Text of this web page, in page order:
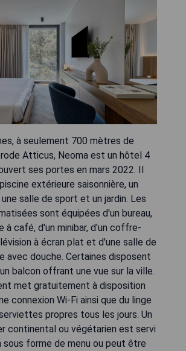
à seulement 700 mètres de
Atticus, Neoma est un hôtel 4
ses portes en mars 2022. Il
extérieure saisonnière, un
salle de sport et un jardin. Les
sont équipées d'un bureau,
à café, d'un minibar, d'un coffre-
à écran plat et d'une salle de
avec douche. Certaines disposent
balcon offrant une vue sur la ville.
met gratuitement à disposition
connexion Wi-Fi ainsi que du linge
propres tous les jours. Un
continental ou végétarien est servi
sous forme de menu ou peut être